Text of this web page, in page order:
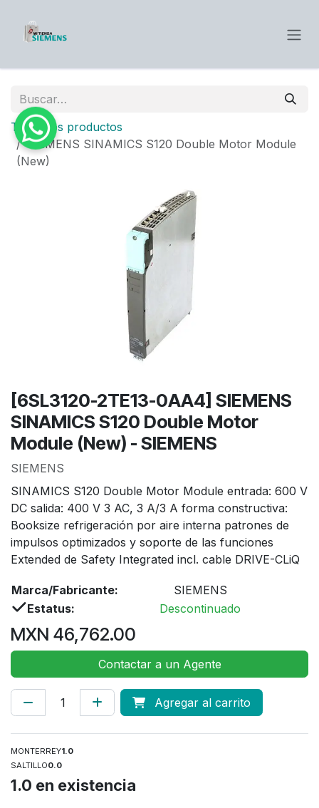
Todos los productos
SIEMENS SINAMICS S120 Double Motor Module
(New)
[6SL3120-2TE13-0AA4] SIEMENS
SINAMICS S120 Double Motor
Module (New) - SIEMENS
SIEMENS
SINAMICS S120 Double Motor Module entrada: 600 V
DC salida: 400 V 3 AC, 3 A/3 A forma constructiva:
Booksize refrigeración por aire interna patrones de
impulsos optimizados y soporte de las funciones
Extended de Safety Integrated incl. cable DRIVE-CLiQ
Marca/Fabricante:
SIEMENS
Estatus:
Descontinuado
MXN 46,762.00
Contactar a un Agente
Agregar al carrito
MONTERREY1.0
SALTILLO0.0
1.0 en existencia